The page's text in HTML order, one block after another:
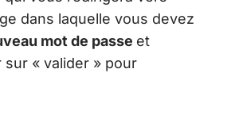
dans laquelle vous devez
mot de passe et
« valider » pour